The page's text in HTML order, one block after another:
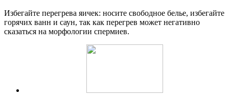
Избегайте перегрева яичек: носите свободное белье, избегайте
горячих ванн и саун, так как перегрев может негативно
сказаться на морфологии спермиев.